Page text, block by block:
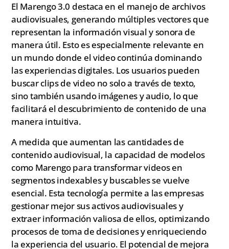
El Marengo 3.0 destaca en el manejo de archivos
audiovisuales, generando múltiples vectores que
representan la información visual y sonora de
manera útil. Esto es especialmente relevante en
un mundo donde el video continúa dominando
las experiencias digitales. Los usuarios pueden
buscar clips de video no solo a través de texto,
sino también usando imágenes y audio, lo que
facilitará el descubrimiento de contenido de una
manera intuitiva.
A medida que aumentan las cantidades de
contenido audiovisual, la capacidad de modelos
como Marengo para transformar videos en
segmentos indexables y buscables se vuelve
esencial. Esta tecnología permite a las empresas
gestionar mejor sus activos audiovisuales y
extraer información valiosa de ellos, optimizando
procesos de toma de decisiones y enriqueciendo
la experiencia del usuario. El potencial de mejora